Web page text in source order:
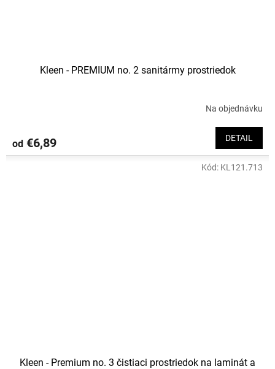
Kleen - PREMIUM no. 2 sanitármy prostriedok
Na objednávku
od €6,89 DETAIL
Kleen - Premium no. 3 čistiaci prostriedok na laminát a
Kód: KL121.713